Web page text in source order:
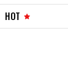
HOT